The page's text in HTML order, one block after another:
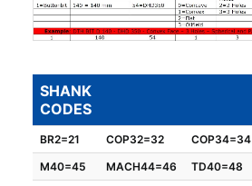
SHANK
CODES
BR2=21 COP32=32 COP34=34
M40=45
MACH44=46 TD40=48